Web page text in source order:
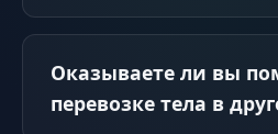
Оказываете ли вы
перевозке тела в